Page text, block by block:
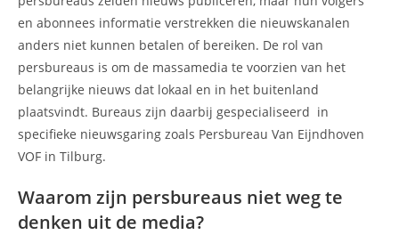
en abonnees informatie verstrekken die nieuwskanalen
anders niet kunnen betalen of bereiken. De rol van
persbureaus is om de massamedia te voorzien van het
belangrijke nieuws dat lokaal en in het buitenland
plaatsvindt. Bureaus zijn daarbij gespecialiseerd in
specifieke nieuwsgaring zoals Persbureau Van Eijndhoven
VOF in Tilburg.
Waarom zijn persbureaus niet weg te
denken uit de media?